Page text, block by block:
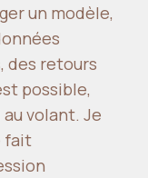
un modèle,
des retours
possible,
volant. Je
fait